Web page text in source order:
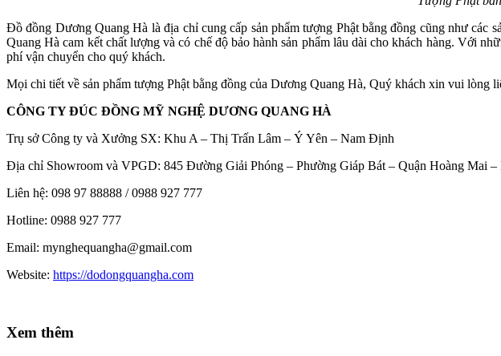
Đồ đồng Dương Quang Hà là địa chỉ cung cấp sản phẩm tượng Phật bằng đồng cũng như các
Quang Hà cam kết chất lượng và có chế độ bảo hành sản phẩm lâu dài cho khách hàng. Với
phí vận chuyển cho quý khách.
Mọi chi tiết về sản phẩm tượng Phật bằng đồng của Dương Quang Hà, Quý khách xin vui lòng
CÔNG TY ĐÚC ĐỒNG MỸ NGHỆ DƯƠNG QUANG HÀ
Trụ sở Công ty và Xưởng SX: Khu A – Thị Trấn Lâm – Ý Yên – Nam Định
Địa chỉ Showroom và VPGD: 845 Đường Giải Phóng – Phường Giáp Bát – Quận Hoàng Mai –
Liên hệ: 098 97 88888 / 0988 927 777
Hotline: 0988 927 777
Email: mynghequangha@gmail.com
Website: https://dodongquangha.com
Xem thêm